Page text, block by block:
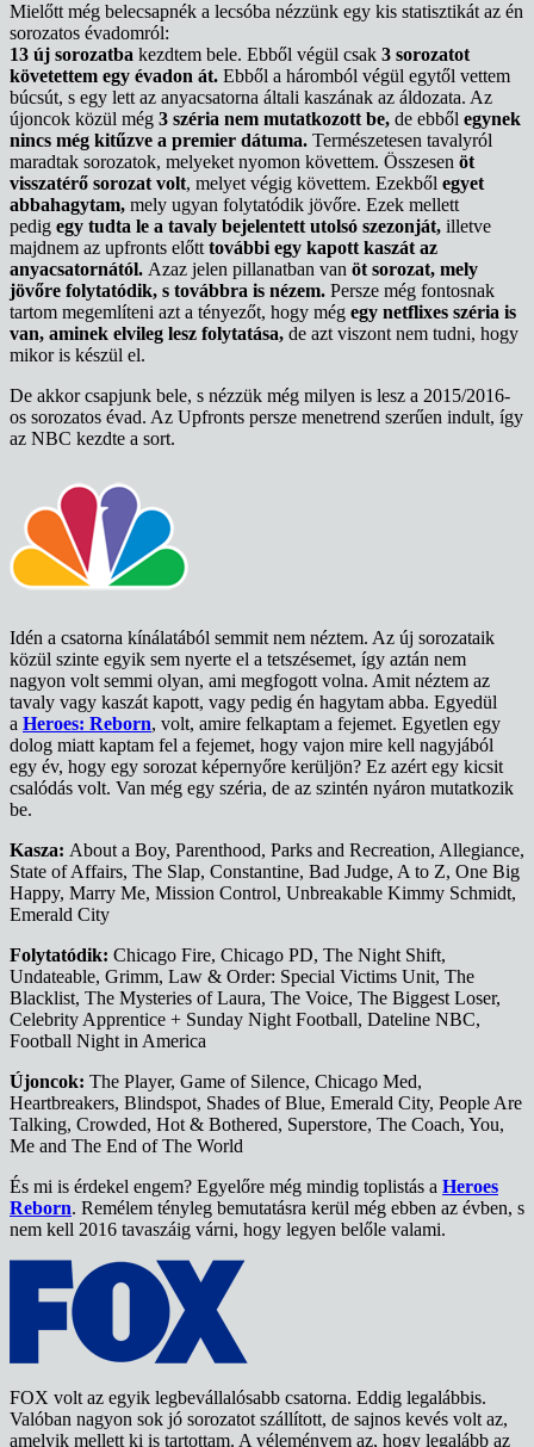
Mielőtt még belecsapnék a lecsóba nézzünk egy kis statisztikát az én
sorozatos évadomról:
13 új sorozatba kezdtem bele. Ebből végül csak 3 sorozatot
követettem egy évadon át. Ebből a háromból végül egytől vettem
búcsút, s egy lett az anyacsatorna általi kaszának az áldozata. Az
újoncok közül még 3 széria nem mutatkozott be, de ebből egynek
nincs még kitűzve a premier dátuma. Természetesen tavalyról
maradtak sorozatok, melyeket nyomon követtem. Összesen öt
visszatérő sorozat volt, melyet végig követtem. Ezekből egyet
abbahagytam, mely ugyan folytatódik jövőre. Ezek mellett
pedig egy tudta le a tavaly bejelentett utolsó szezonját, illetve
majdnem az upfronts előtttovábbi egy kapott kaszát az
anyacsatornától. Azaz jelen pillanatban van öt sorozat, mely
jövőre folytatódik, s továbbra is nézem. Persze még fontosnak
tartom megemlíteni azt a tényezőt, hogy még egy netflixes széria is
van, aminek elvileg lesz folytatása, de azt viszont nem tudni, hogy
mikor is készül el.
De akkor csapjunk bele, s nézzük még milyen is lesz a 2015/2016-
os sorozatos évad. Az Upfronts persze menetrend szerűen indult, így
az NBC kezdte a sort.
Idén a csatorna kínálatából semmit nem néztem. Az új sorozataik
közül szinte egyik sem nyerte el a tetszésemet, így aztán nem
nagyon volt semmi olyan, ami megfogott volna. Amit néztem az
tavaly vagy kaszát kapott, vagy pedig én hagytam abba. Egyedül
a Heroes: Reborn, volt, amire felkaptam a fejemet. Egyetlen egy
dolog miatt kaptam fel a fejemet, hogy vajon mire kell nagyjából
egy év, hogy egy sorozat képernyőre kerüljön? Ez azért egy kicsit
csalódás volt. Van még egy széria, de az szintén nyáron mutatkozik
be.
Kasza: About a Boy, Parenthood, Parks and Recreation, Allegiance,
State of Affairs, The Slap, Constantine, Bad Judge, A to Z, One Big
Happy, Marry Me, Mission Control, Unbreakable Kimmy Schmidt,
Emerald City
Folytatódik: Chicago Fire, Chicago PD, The Night Shift,
Undateable, Grimm, Law & Order: Special Victims Unit, The
Blacklist, The Mysteries of Laura, The Voice, The Biggest Loser,
Celebrity Apprentice + Sunday Night Football, Dateline NBC,
Football Night in America
Újoncok: The Player, Game of Silence, Chicago Med,
Heartbreakers, Blindspot, Shades of Blue, Emerald City, People Are
Talking, Crowded, Hot & Bothered, Superstore, The Coach, You,
Me and The End of The World
És mi is érdekel engem? Egyelőre még mindig toplistás a Heroes
Reborn. Remélem tényleg bemutatásra kerül még ebben az évben, s
nem kell 2016 tavaszáig várni, hogy legyen belőle valami.
FOX volt az egyik legbevállalósabb csatorna. Eddig legalábbis.
Valóban nagyon sok jó sorozatot szállított, de sajnos kevés volt az,
amelyik mellett ki is tartottam. A véleményem az, hogy legalább az